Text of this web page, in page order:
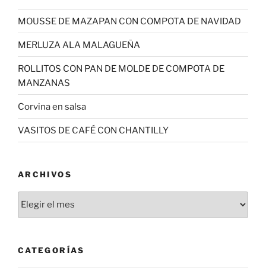
MOUSSE DE MAZAPAN CON COMPOTA DE NAVIDAD
MERLUZA ALA MALAGUEÑA
ROLLITOS CON PAN DE MOLDE DE COMPOTA DE
MANZANAS
Corvina en salsa
VASITOS DE CAFÉ CON CHANTILLY
ARCHIVOS
CATEGORÍAS